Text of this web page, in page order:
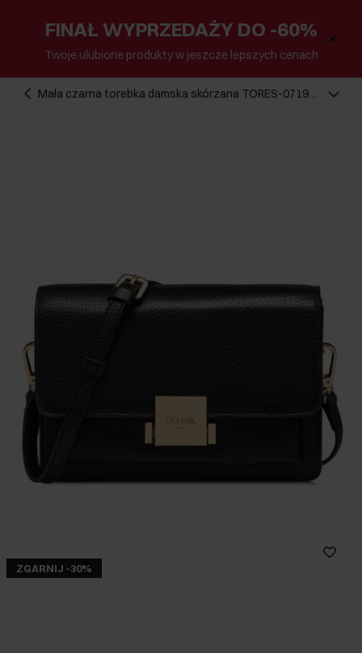
FINAŁ WYPRZEDAŻY DO -60%
Twoje ulubione produkty w jeszcze lepszych cenach
Mała czarna torebka damska skórzana TORES-0719C-
ZGARNIJ -30%